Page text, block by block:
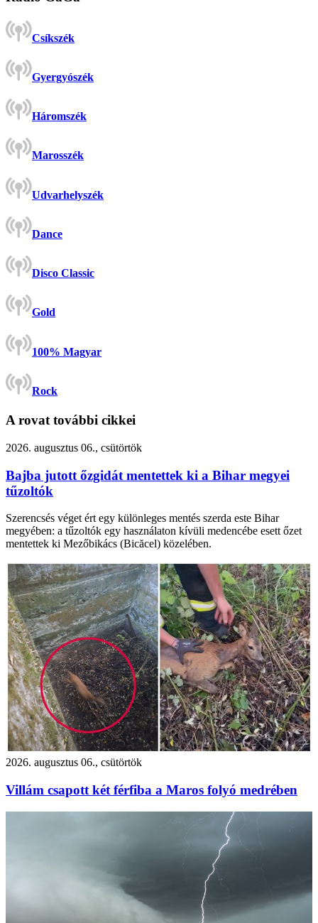
Csíkszék
Gyergyószék
Háromszék
Marosszék
Udvarhelyszék
Dance
Disco Classic
Gold
100% Magyar
Rock
A rovat további cikkei
2026. augusztus 06., csütörtök
Bajba jutott őzgidát mentettek ki a Bihar megyei
tűzoltók
Szerencsés véget ért egy különleges mentés szerda este Bihar
megyében: a tűzoltók egy használaton kívüli medencébe esett őzet
mentettek ki Mezőbikács (Bicăcel) közelében.
2026. augusztus 06., csütörtök
Villám csapott két férfiba a Maros folyó medrében